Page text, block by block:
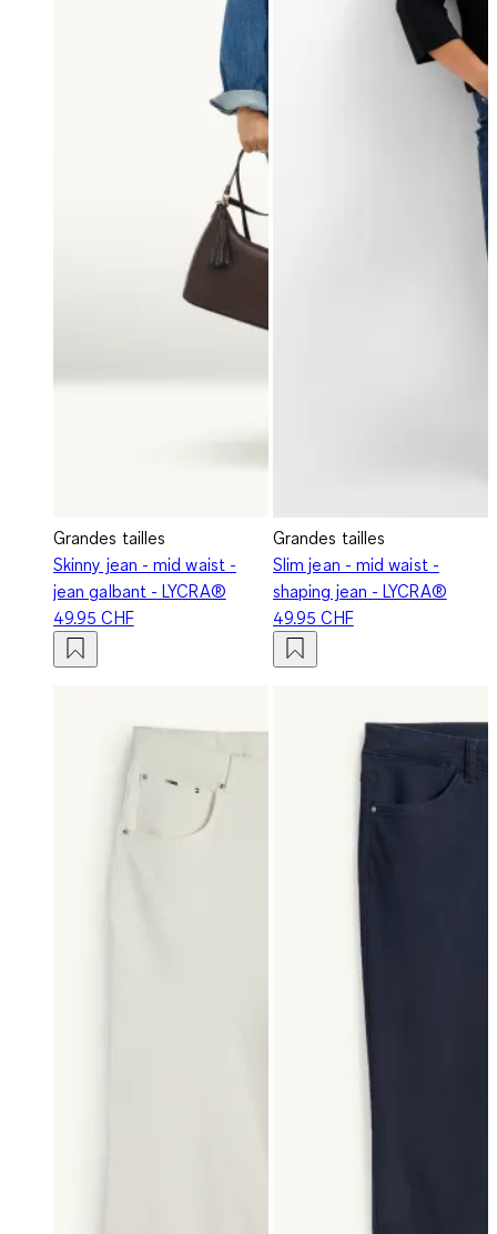
Grandes tailles
Skinny jean - mid waist -
jean galbant - LYCRA®
49.95 CHF
Grandes tailles
Slim jean - mid waist -
shaping jean - LYCRA®
49.95 CHF